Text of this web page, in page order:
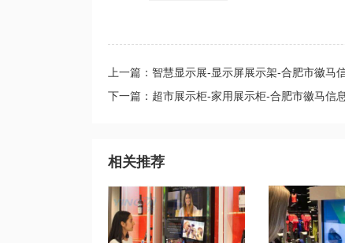
上一篇：智慧显示展-显示屏展示架-合肥市徽马
下一篇：超市展示柜-家用展示柜-合肥市徽马信
相关推荐